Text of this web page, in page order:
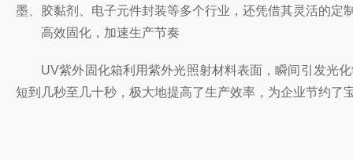
墨、胶黏剂、电子元件封装等多个行业，还凭借其灵活的
高效固化，加速生产节奏
UV紫外固化箱利用紫外光照射材料表面，瞬间引发光化
短到几秒至几十秒，极大地提高了生产效率，为企业节约了